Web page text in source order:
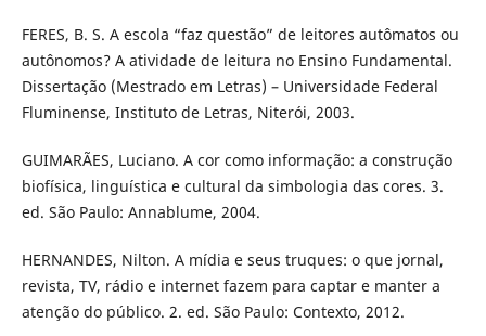
FERES, B. S. A escola “faz questão” de leitores autômatos ou
autônomos? A atividade de leitura no Ensino Fundamental.
Dissertação (Mestrado em Letras) – Universidade Federal
Fluminense, Instituto de Letras, Niterói, 2003.
GUIMARÃES, Luciano. A cor como informação: a construção
biofísica, linguística e cultural da simbologia das cores. 3.
ed. São Paulo: Annablume, 2004.
HERNANDES, Nilton. A mídia e seus truques: o que jornal,
revista, TV, rádio e internet fazem para captar e manter a
atenção do público. 2. ed. São Paulo: Contexto, 2012.